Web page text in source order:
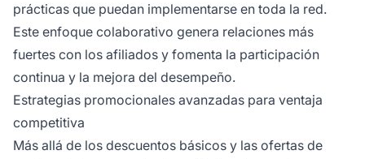
prácticas que puedan implementarse en toda la red.
Este enfoque colaborativo genera relaciones más
fuertes con los afiliados y fomenta la participación
continua y la mejora del desempeño.
Estrategias promocionales avanzadas para ventaja
competitiva
Más allá de los descuentos básicos y las ofertas de